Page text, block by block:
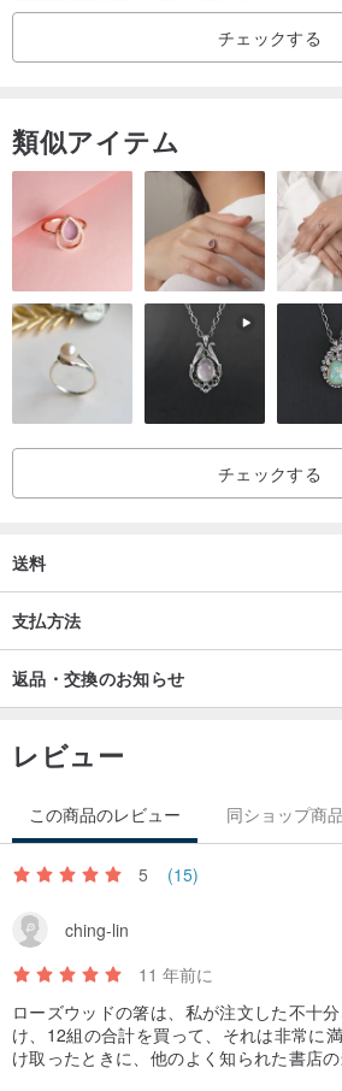
チェックする
類似アイテム
チェックする
送料
支払方法
返品・交換のお知らせ
レビュー
この商品のレビュー 同ショップ商
5 (15)
ching-lin
11 年前に
ローズウッドの箸は、私が注文した不十
け、12組の合計を買って、それは非常に
け取ったときに、他のよく知られた書店
は、5組を買った私は思った - これは第2